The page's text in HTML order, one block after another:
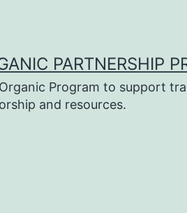
PARTNERSHIP
Program to support
and resources.